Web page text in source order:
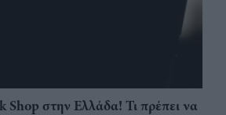
Shop στην Ελλάδα! Τι πρέπει να